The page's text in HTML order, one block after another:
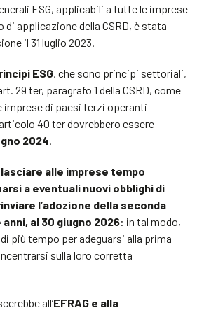
ESG, applicabili a tutte le imprese
di applicazione della CSRD, è stata
il 31 luglio 2023.
ESG, che sono principi settoriali,
29 ter, paragrafo 1 della CSRD, come
imprese di paesi terzi operanti
40 ter dovrebbero essere
2024.
lasciare alle imprese tempo
a eventuali nuovi obblighi di
l’adozione della seconda
al 30 giugno 2026: in tal modo,
più tempo per adeguarsi alla prima
sulla loro corretta
all’EFRAG e alla